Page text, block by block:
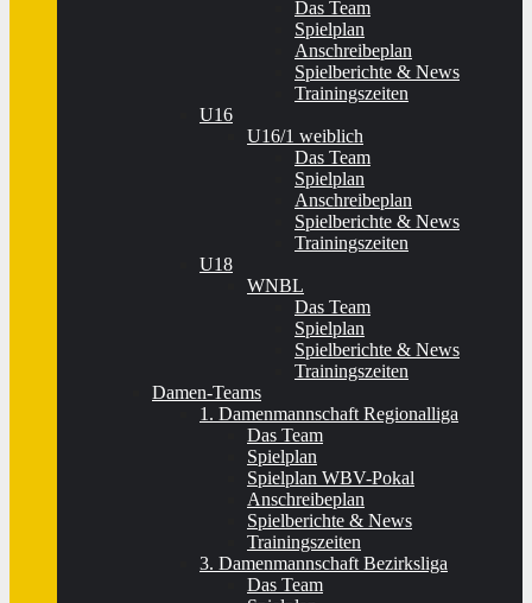
Das Team
Spielplan
Anschreibeplan
Spielberichte & News
Trainingszeiten
U16
U16/1 weiblich
Das Team
Spielplan
Anschreibeplan
Spielberichte & News
Trainingszeiten
U18
WNBL
Das Team
Spielplan
Spielberichte & News
Trainingszeiten
Damen-Teams
1. Damenmannschaft Regionalliga
Das Team
Spielplan
Spielplan WBV-Pokal
Anschreibeplan
Spielberichte & News
Trainingszeiten
3. Damenmannschaft Bezirksliga
Das Team